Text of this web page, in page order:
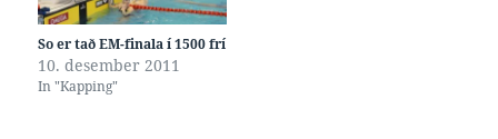
So er tað EM-finala í 1500 frí
10. desember 2011
In "Kapping"